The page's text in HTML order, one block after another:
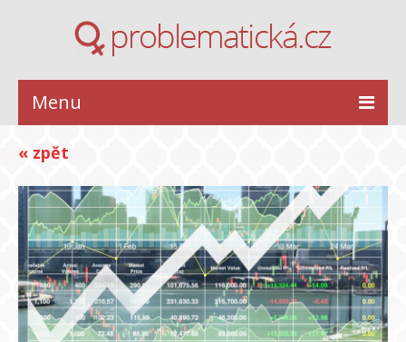
Menu
KRÁSA
STYL
INSPIRACE
VZTAHY
« zpět